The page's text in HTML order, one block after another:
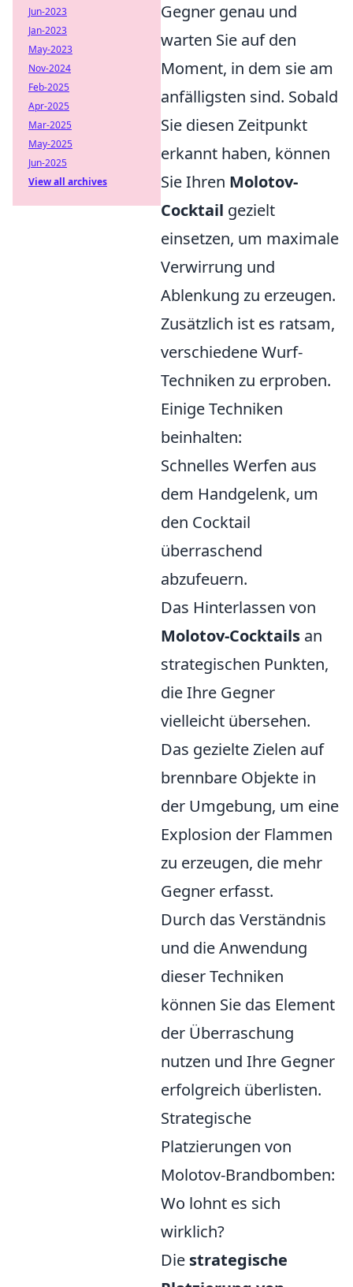
Gegner genau und
warten Sie auf den
Moment, in dem sie am
anfälligsten sind. Sobald
Sie diesen Zeitpunkt
erkannt haben, können
Sie Ihren Molotov-
Cocktail gezielt
einsetzen, um maximale
Verwirrung und
Ablenkung zu erzeugen.
Zusätzlich ist es ratsam,
verschiedene Wurf-
Techniken zu erproben.
Einige Techniken
beinhalten:
Schnelles Werfen aus
dem Handgelenk, um
den Cocktail
überraschend
abzufeuern.
Das Hinterlassen von
Molotov-Cocktails an
strategischen Punkten,
die Ihre Gegner
vielleicht übersehen.
Das gezielte Zielen auf
brennbare Objekte in
der Umgebung, um eine
Explosion der Flammen
zu erzeugen, die mehr
Gegner erfasst.
Durch das Verständnis
und die Anwendung
dieser Techniken
können Sie das Element
der Überraschung
nutzen und Ihre Gegner
erfolgreich überlisten.
Strategische
Platzierungen von
Molotov-Brandbomben:
Wo lohnt es sich
wirklich?
Die strategische
Jun-2023
Jan-2023
May-2023
Nov-2024
Feb-2025
Apr-2025
Mar-2025
May-2025
Jun-2025
View all archives